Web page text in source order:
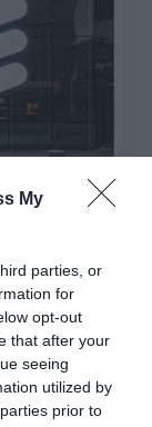
My
parties, or
for
opt-out
that after your
seeing
utilized by
prior to
importan
pleitos